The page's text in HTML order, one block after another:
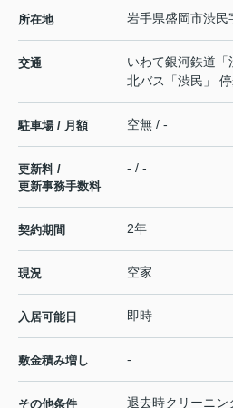
所在地 岩手県盛岡市渋民
交通 いわて銀河鉄道 「
北バス「渋民」
駐車場 / 月額 空無 / -
更新料 /
更新事務手数料
- / -
契約期間 2年
現況 空家
入居可能日 即時
敷金積み増し -
その他条件 退去時クリーニン